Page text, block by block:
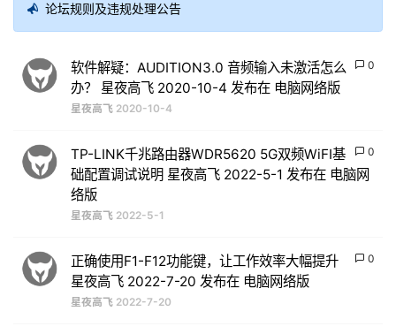
论坛规则及违规处理公告
0
软件解疑：AUDITION3.0 音频输入未激活怎么
办？ 星夜高飞 2020-10-4 发布在 电脑网络版
星夜高飞 2020-10-4
0
TP-LINK千兆路由器WDR5620 5G双频WiFI基
础配置调试说明 星夜高飞 2022-5-1 发布在 电脑网
络版
星夜高飞 2022-5-1
0
正确使用F1-F12功能键，让工作效率大幅提升
星夜高飞 2022-7-20 发布在 电脑网络版
星夜高飞 2022-7-20